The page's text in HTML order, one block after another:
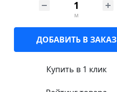
м
ДОБАВИТЬ В ЗАКАЗ
Купить в 1 клик